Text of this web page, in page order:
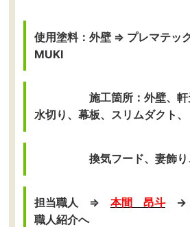
使用塗料：外壁 ⇒ プレマテッ
MUKI
施工箇所：外壁、軒天
水切り、幕板、スリムダクト、
換気フード、妻飾り、
担当職人 ⇒ 本間 昂斗→
職人紹介へ